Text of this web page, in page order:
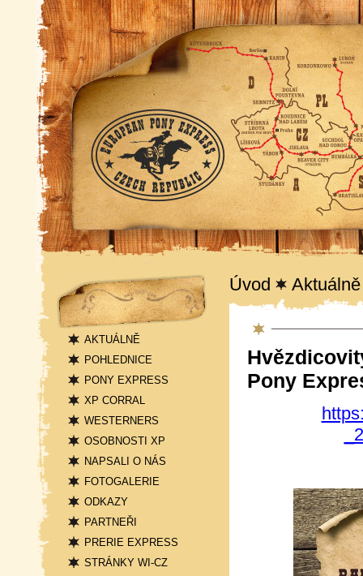
Navigace
AKTUÁLNĚ
POHLEDNICE
PONY EXPRESS
XP CORRAL
WESTERNERS
OSOBNOSTI XP
NAPSALI O NÁS
FOTOGALERIE
ODKAZY
PARTNEŘI
PRERIE EXPRESS
STRÁNKY WI-CZ
Úvod Aktuálně
Aktuality
Pony